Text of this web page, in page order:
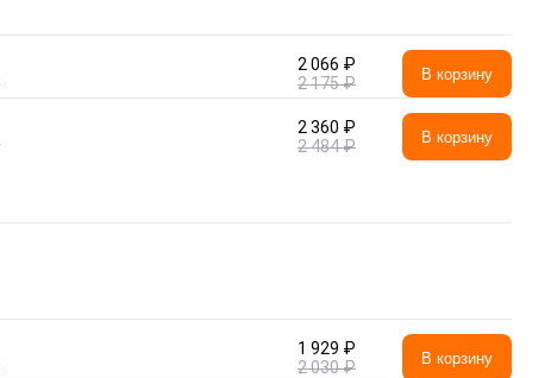
2 066 ₽
2 175 ₽
В корзину
2 360 ₽
2 484 ₽
В корзину
1 929 ₽
2 030 ₽
В корзину